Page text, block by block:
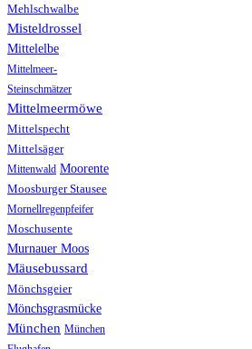
Mehlschwalbe
Misteldrossel
Mittelelbe
Mittelmeer-
Steinschmätzer
Mittelmeermöwe
Mittelspecht
Mittelsäger
Mittenwald Moorente
Moosburger Stausee
Mornellregenpfeifer
Moschusente
Murnauer Moos
Mäusebussard
Mönchsgeier
Mönchsgrasmücke
München München